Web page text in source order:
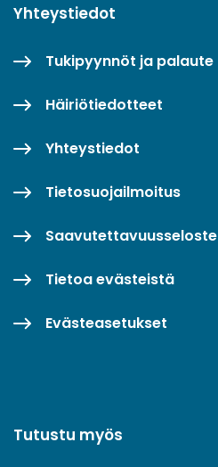
Yhteystiedot
Tukipyynnöt ja palaute
Häiriötiedotteet
Yhteystiedot
Tietosuojailmoitus
Saavutettavuusseloste
Tietoa evästeistä
Evästeasetukset
Tutustu myös